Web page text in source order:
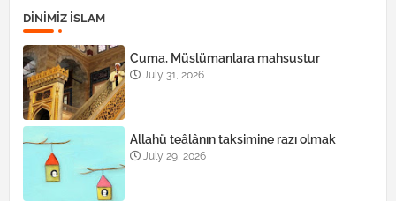
DINIMIZ ISLAM
Cuma, Müslümanlara mahsustur
July 31, 2026
Allahü teâlânın taksimine razı olmak
July 29, 2026